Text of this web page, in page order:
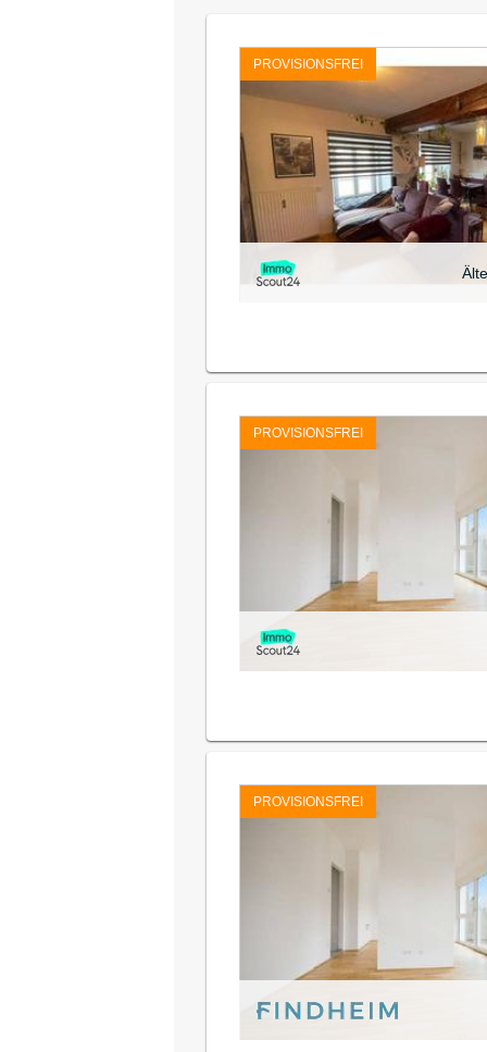
PROVISIONSFREI
PROVISIONSFREI
PROVISIONSFREI